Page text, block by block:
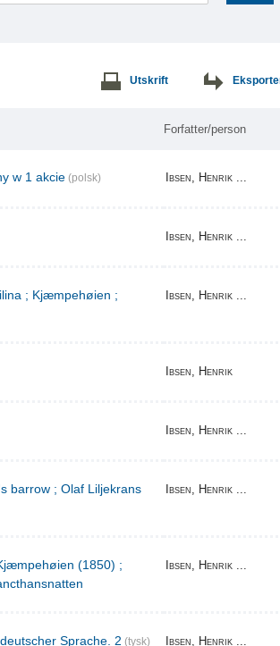
Utskrift
Forfatter/person
w 1 akcie (polsk) Ibsen, Henrik ...
Ibsen, Henrik ...
; Kjæmpehøien ;
Ibsen, Henrik ...
Ibsen, Henrik
Ibsen, Henrik ...
barrow ; Olaf Liljekrans Ibsen, Henrik ...
(1850) ;
Ibsen, Henrik ...
Sprache. 2 (tysk) Ibsen, Henrik ...